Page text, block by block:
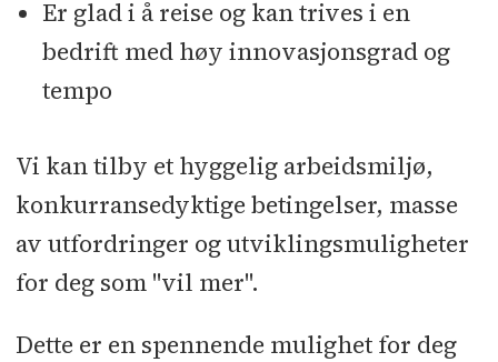
Er glad i å reise og kan trives i en
bedrift med høy innovasjonsgrad og
tempo
Vi kan tilby et hyggelig arbeidsmiljø,
konkurransedyktige betingelser, masse
av utfordringer og utviklingsmuligheter
for deg som "vil mer".
Dette er en spennende mulighet for deg